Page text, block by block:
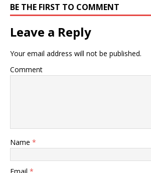
BE THE FIRST TO COMMENT
Leave a Reply
Your email address will not be published.
Comment
Name *